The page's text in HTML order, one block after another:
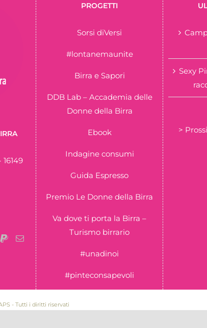
PROGETTI
Sorsi diVersi
#lontanemaunite
Birra e Sapori
DDB Lab – Accademia delle
Donne della Birra
Ebook
Indagine consumi
Guida Espresso
Premio Le Donne della Birra
Va dove ti porta la Birra –
Turismo birrario
#unadinoi
#pinteconsapevoli
Sexy
>
- Tutti i diritti riservati